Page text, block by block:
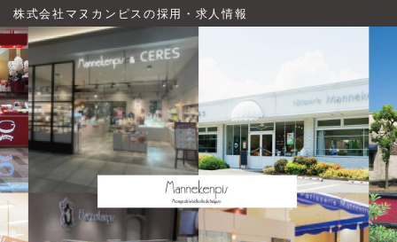
株式会社マヌカンピスの採用・求人情報